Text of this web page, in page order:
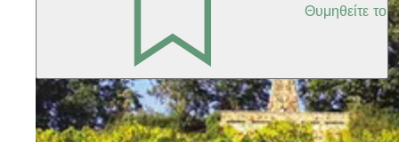
Θυμηθείτε το